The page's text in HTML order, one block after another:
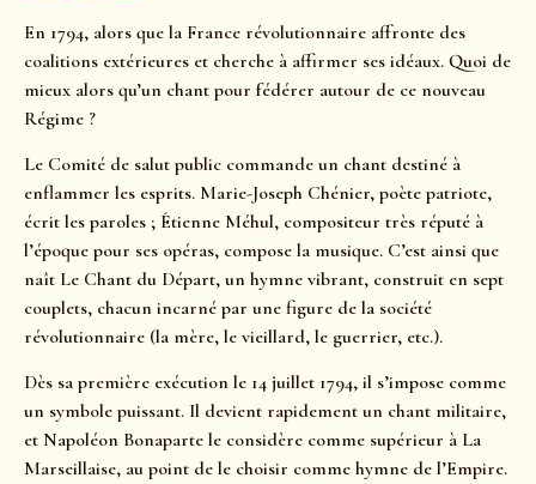
En 1794, alors que la France révolutionnaire affronte des
coalitions extérieures et cherche à affirmer ses idéaux. Quoi de
mieux alors qu’un chant pour fédérer autour de ce nouveau
Régime ?
Le Comité de salut public commande un chant destiné à
enflammer les esprits. Marie-Joseph Chénier, poète patriote,
écrit les paroles ; Étienne Méhul, compositeur très réputé à
l’époque pour ses opéras, compose la musique. C’est ainsi que
naît Le Chant du Départ, un hymne vibrant, construit en sept
couplets, chacun incarné par une figure de la société
révolutionnaire (la mère, le vieillard, le guerrier, etc.).
Dès sa première exécution le 14 juillet 1794, il s’impose comme
un symbole puissant. Il devient rapidement un chant militaire,
et Napoléon Bonaparte le considère comme supérieur à La
Marseillaise, au point de le choisir comme hymne de l’Empire.